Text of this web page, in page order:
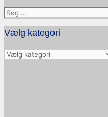
Søg
efter:
Vælg kategori
Vælg